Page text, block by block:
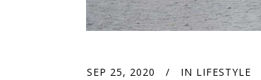
SEP 25, 2020 IN LIFESTYLE